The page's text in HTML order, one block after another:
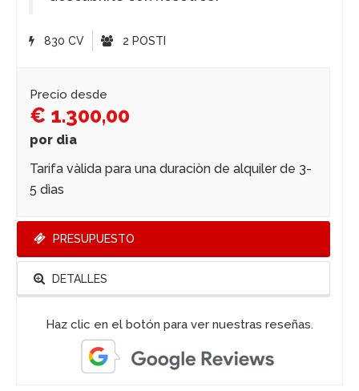
830 CV 2 POSTI
Precio desde
€ 1.300,00
por dìa
Tarifa vàlida para una duraciòn de alquiler de 3-
5 dìas
PRESUPUESTO
DETALLES
Haz clic en el botón para ver nuestras reseñas.